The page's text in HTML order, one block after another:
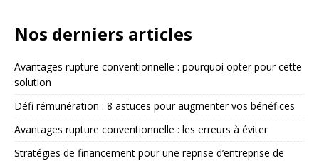
Nos derniers articles
Avantages rupture conventionnelle : pourquoi opter pour cette
solution
Défi rémunération : 8 astuces pour augmenter vos bénéfices
Avantages rupture conventionnelle : les erreurs à éviter
Stratégies de financement pour une reprise d’entreprise de